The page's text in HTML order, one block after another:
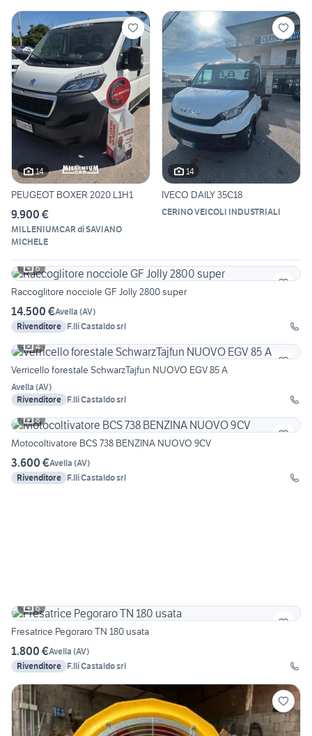
14
PEUGEOT BOXER 2020 L1H1
9.900 €
MILLENIUMCAR di SAVIANO
MICHELE
14
IVECO DAILY 35C18
CERINO VEICOLI INDUSTRIALI
6
Raccoglitore nocciole GF Jolly 2800 super
14.500 €Avella (AV)
Rivenditore F.lli Castaldo srl
4
Verricello forestale SchwarzTajfun NUOVO EGV 85 A
Avella (AV)
Rivenditore F.lli Castaldo srl
8
Motocoltivatore BCS 738 BENZINA NUOVO 9CV
3.600 €Avella (AV)
Rivenditore F.lli Castaldo srl
6
Fresatrice Pegoraro TN 180 usata
1.800 €Avella (AV)
Rivenditore F.lli Castaldo srl